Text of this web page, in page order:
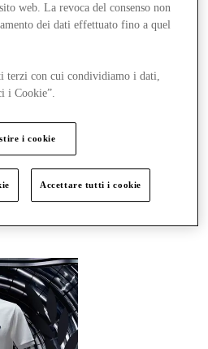
web. La revoca del consenso non
dei dati effettuato fino a quel
terzi con cui condividiamo i dati,
i Cookie”.
i cookie
Accettare tutti i cookie